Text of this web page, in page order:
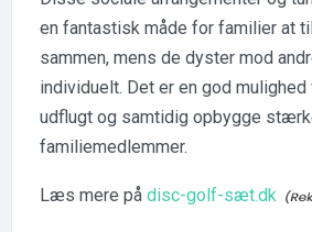
en fantastisk måde for familier at
sammen, mens de dyster mod
individuelt. Det er en god
udflugt og samtidig opbygge
familiemedlemmer.
Læs mere på disc-golf-sæt.dk